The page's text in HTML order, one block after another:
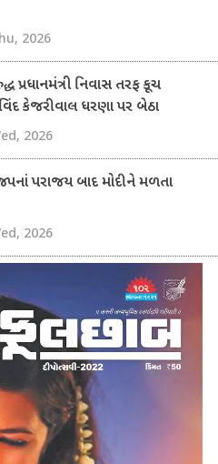
2026
પ્રધાનમંત્રી નિવાસ તરફ કૂચ
કેજરીવાલ ધરણા પર બેઠા
2026
પરાજય બાદ મોદીને મળતા
2026